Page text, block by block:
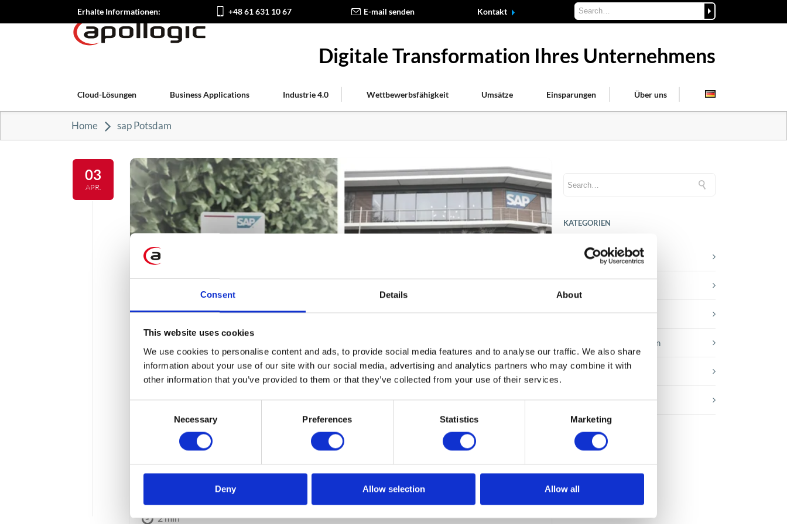
Consent Details About
This website uses cookies
We use cookies to personalise content and ads, to provide social media features and to analyse our traffic. We also share
information about your use of our site with our social media, advertising and analytics partners who may combine it with
other information that you’ve provided to them or that they’ve collected from your use of their services.
Necessary Preferences Statistics Marketing
Deny Allow selection Allow all
Erhalte Informationen: +48 61 631 10 67 E-mail senden Kontakt
Digitale Transformation Ihres Unternehmens
Cloud-Lösungen Business Applications Industrie 4.0 Wettbewerbsfähigkeit Umsätze Einsparungen Über uns
Home sap Potsdam
03
APR.
WAS ENTSTEHT IM SAP INNOVATION CENTER?
Am 23. März haben wir zusammen mit Paweł Skiba das SAP Innovation Center in
Potsdam besucht. Der Besuch erfolgte im Rahmen der InnovMatch Challenge 2017, wo
wir den ersten Platz belegt haben. Der Aufenthalt begann mit einer offiziellen
Begrüßung der Gäste und einer Führung im Haus, die Jennifer Friedrichs und Lea Bailer
geleitet haben. Es […]
2 min
KATEGORIEN
Karriere in der Apollogic
Nachrichten
Technologien von morgen
Trends in SAP
Wissensbasis